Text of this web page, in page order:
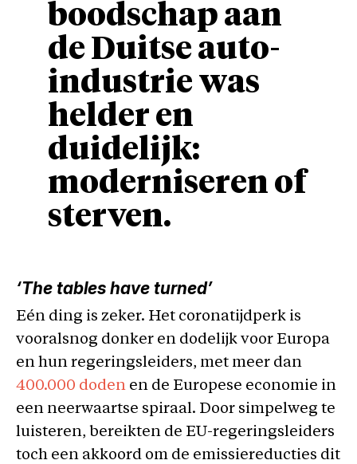
boodschap aan
de Duitse auto-
industrie was
helder en
duidelijk:
moderniseren of
sterven.
‘The tables have turned’
Eén ding is zeker. Het coronatijdperk is
vooralsnog donker en dodelijk voor Europa
en hun regeringsleiders, met meer dan
400.000 doden en de Europese economie in
een neerwaartse spiraal. Door simpelweg te
luisteren, bereikten de EU-regeringsleiders
toch een akkoord om de emissiereducties dit